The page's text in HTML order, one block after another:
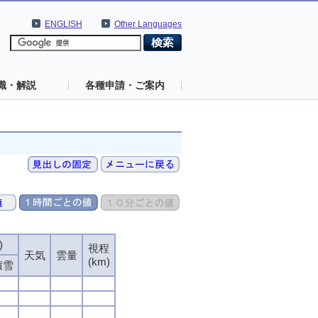
Other Languages
ENGLISH
・解説 各種申請・ご案内
天気
雲量
視程
(km)
雪